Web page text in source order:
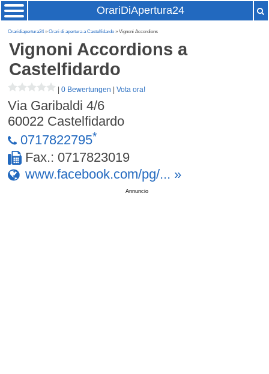
OrariDiApertura24
Oraridiapertura24»Orari di apertura a Castelfidardo » Vignoni Accordions
Vignoni Accordions a
Castelfidardo
|0 Bewertungen |Vota ora!
Via Garibaldi 4/6
60022 Castelfidardo
0717822795*
Fax.: 0717823019
www.facebook.com/pg/... »
Annuncio